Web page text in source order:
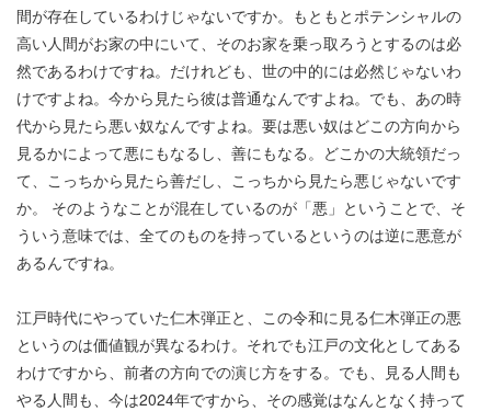
間が存在しているわけじゃないですか。もともとポテンシャルの
高い人間がお家の中にいて、そのお家を乗っ取ろうとするのは必
然であるわけですね。だけれども、世の中的には必然じゃないわ
けですよね。今から見たら彼は普通なんですよね。でも、あの時
代から見たら悪い奴なんですよね。要は悪い奴はどこの方向から
見るかによって悪にもなるし、善にもなる。どこかの大統領だっ
て、こっちから見たら善だし、こっちから見たら悪じゃないです
か。 そのようなことが混在しているのが「悪」ということで、そ
ういう意味では、全てのものを持っているというのは逆に悪意が
あるんですね。
江戸時代にやっていた仁木弾正と、この令和に見る仁木弾正の悪
というのは価値観が異なるわけ。それでも江戸の文化としてある
わけですから、前者の方向での演じ方をする。でも、見る人間も
やる人間も、今は2024年ですから、その感覚はなんとなく持って